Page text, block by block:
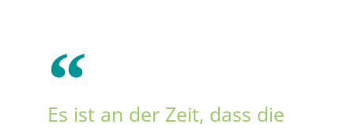
Es ist an der Zeit, dass die